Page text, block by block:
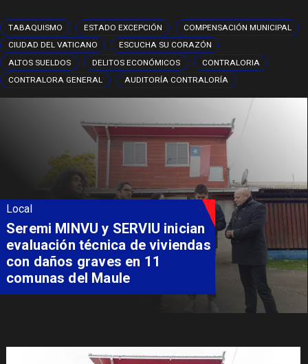
TABAQUISMO ESTADO EXCEPCIÓN
COMPENSACIÓN MUNICIPAL
CIUDAD DEL VATICANO
ESCUCHA SU CORAZÓN
ALTOS SUELDOS
DELITOS ECONÓMICOS
CONTRALORIA
CONTRALORA GENERAL
AUDITORÍA CONTRALORÍA
Local
Fondo Orasmi entrega apoyo a
familia de Romeral para
costear alimentación
especializada de niño con
Síndrome de Intestino Corto